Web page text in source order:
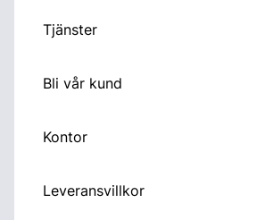
Tjänster
Bli vår kund
Kontor
Leveransvillkor